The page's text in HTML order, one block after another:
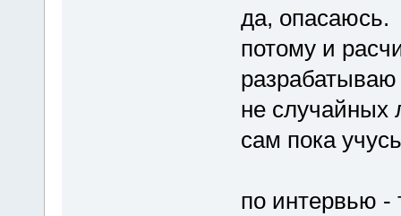
да, опасаюсь.
потому и
не случайных
сам пока
по интервью -